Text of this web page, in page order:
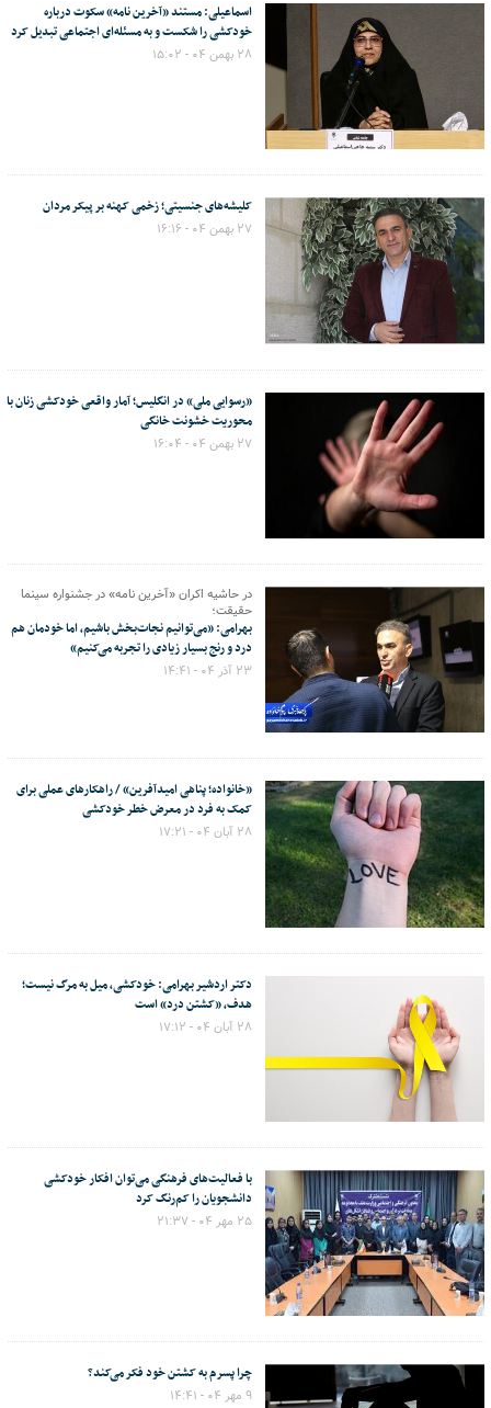
اسماعیلی: مستند «آخرین نامه» سکوت درباره
خودکشی را شکست و به مسئله‌ای اجتماعی تبدیل کرد
۲۸ بهمن ۰۴ - ۱۵:۰۲
کلیشه‌های جنسیتی؛ زخمی کهنه بر پیکر مردان
۲۷ بهمن ۰۴ - ۱۶:۱۶
«رسوایی ملی» در انگلیس؛ آمار واقعی خودکشی زنان با
محوریت خشونت خانگی
۲۷ بهمن ۰۴ - ۱۶:۰۴
در حاشیه اکران «آخرین نامه» در جشنواره سینما
حقیقت؛
بهرامی: «می‌توانیم نجات‌بخش باشیم، اما خودمان هم
درد و رنج بسیار زیادی را تجربه می‌کنیم»
۲۳ آذر ۰۴ - ۱۴:۴۱
«خانواده؛ پناهی امیدآفرین» / راهکارهای عملی برای
کمک به فرد در معرض خطر خودکشی
۲۸ آبان ۰۴ - ۱۷:۲۱
دکتر اردشیر بهرامی: خودکشی، میل به مرگ نیست؛
هدف، «کشتن درد» است
۲۸ آبان ۰۴ - ۱۷:۱۲
با فعالیت‌های فرهنگی می‌توان افکار خودکشی
دانشجویان را کم‌رنگ کرد
۲۵ مهر ۰۴ - ۲۱:۳۷
چرا پسرم به کشتن خود فکر می‌کند؟
۹ مهر ۰۴ - ۱۴:۴۱